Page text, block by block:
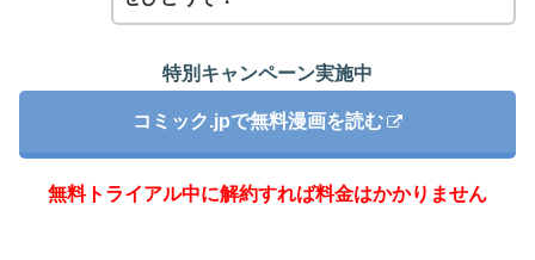
特別キャンペーン実施中
コミック.jpで無料漫画を読む
無料トライアル中に解約すれば料金はかかりません